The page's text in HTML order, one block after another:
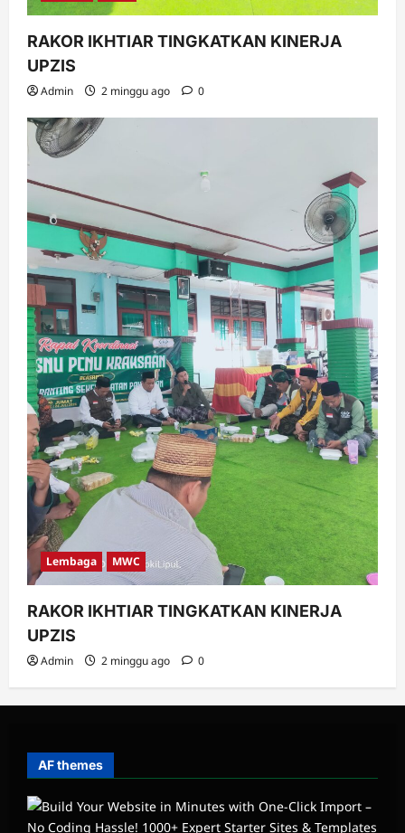
RAKOR IKHTIAR TINGKATKAN KINERJA
UPZIS
Admin 2 minggu ago 0
Lembaga MWC
RAKOR IKHTIAR TINGKATKAN KINERJA
UPZIS
Admin 2 minggu ago 0
AF themes